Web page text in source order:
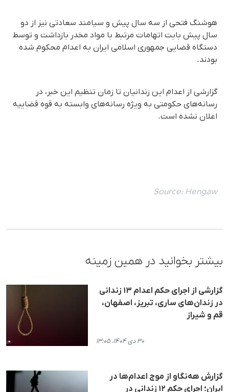
هوشنگ فتحی از سه سال پیش و سیامند سعادتی نیز از دو
سال پیش بابت اتهامات مرتبط با مواد مخدر بازداشت و توسط
دستگاه قضایی جمهوری اسلامی ایران به اعدام محکوم شده
بودند.
گزارشی از اعدام این زندانیان تا زمان تنظیم این خبر، در
رسانه‌های حکومتی به ویژه رسانه‌های وابسته به قوه قضاییه
اعلان نشده است.
Source: Hengaw
بیشتر بخوانید در همین زمینه
گزارشی از اجرای حکم اعدام ۱۳ زندانی
در زندان‌های ساری، تبریز، اصفهان،
قم و شیراز
۳۰ دی ۱۴۰۴، ۱۳:۰۵
گزارش هه‌نگاو از موج اعدام‌ها در
ایران؛ اجرای حکم ۱۲ زندانی در